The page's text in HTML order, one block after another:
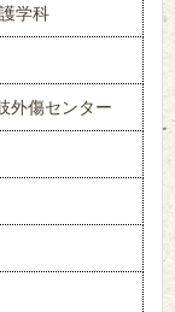
学科
外傷センター